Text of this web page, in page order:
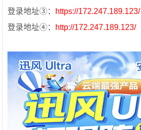
登录地址③： https://172.247.189.123/
登录地址④： http://172.247.189.123/